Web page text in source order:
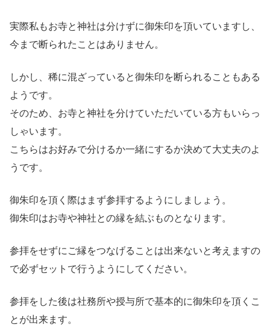
実際私もお寺と神社は分けずに御朱印を頂いていますし、
今まで断られたことはありません。
しかし、稀に混ざっていると御朱印を断られることもある
ようです。
そのため、お寺と神社を分けていただいている方もいらっ
しゃいます。
こちらはお好みで分けるか一緒にするか決めて大丈夫のよ
うです。
御朱印を頂く際はまず参拝するようにしましょう。
御朱印はお寺や神社との縁を結ぶものとなります。
参拝をせずにご縁をつなげることは出来ないと考えますの
で必ずセットで行うようにしてください。
参拝をした後は社務所や授与所で基本的に御朱印を頂くこ
とが出来ます。